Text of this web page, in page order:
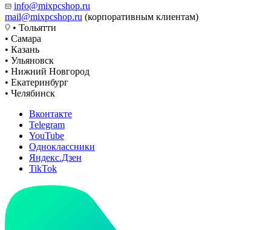
info@mixpcshop.ru
mail@mixpcshop.ru (корпоративным клиентам)
• Тольятти
• Самара
• Казань
• Ульяновск
• Нижний Новгород
• Екатеринбург
• Челябинск
Вконтакте
Telegram
YouTube
Одноклассники
Яндекс.Дзен
TikTok